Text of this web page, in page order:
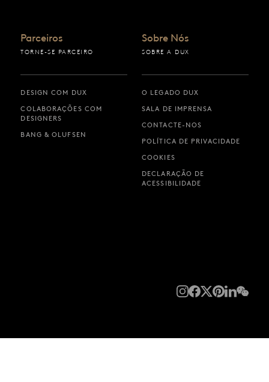
Parceiros
TORNE-SE PARCEIRO
DESIGN COM DUX
COLABORAÇÕES COM
DESIGNERS
BANG & OLUFSEN
Sobre Nós
SOBRE A DUX
O LEGADO DUX
SALA DE IMPRENSA
CONTACTE-NOS
POLÍTICA DE PRIVACIDADE
COOKIES
DECLARAÇÃO DE
ACESSIBILIDADE